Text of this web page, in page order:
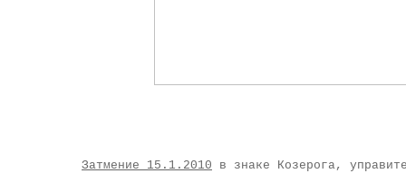
Затмение 15.1.2010 в знаке Козерога,